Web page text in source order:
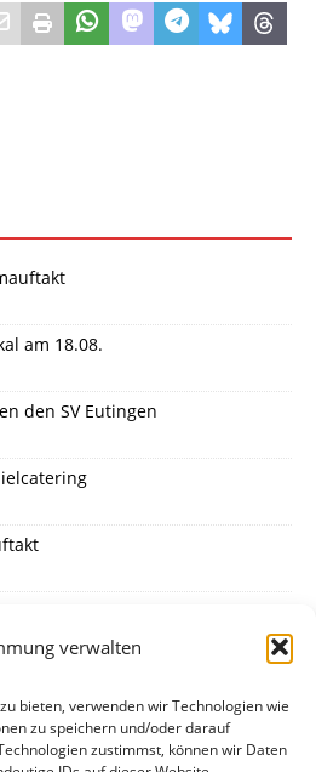
verwalten
bieten, verwenden wir Technologien wie
zu speichern und/oder darauf
zustimmst, können wir Daten
am 18.08.
den SV Eutingen